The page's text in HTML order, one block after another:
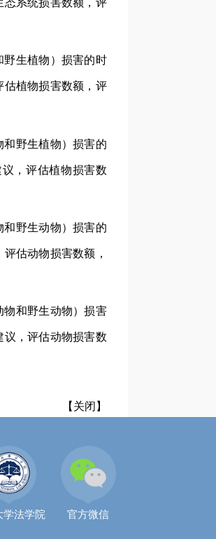
野生植物）损害的时
估植物损害数额，评
野生植物）损害的
，评估植物损害数
野生动物）损害的
估动物损害数额，
物和野生动物）损害
，评估动物损害数
【关闭】
学法学院 官方微信